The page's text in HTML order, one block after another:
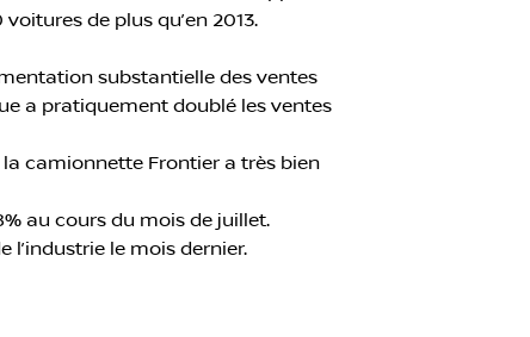
de plus qu’en 2013.
substantielle des ventes
a pratiquement doublé les ventes
camionnette Frontier a très bien
au cours du mois de juillet.
l’industrie le mois dernier.